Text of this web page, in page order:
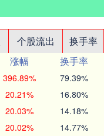
个股流出
换手率
涨幅
换手率
396.89% 79.39%
20.21% 16.80%
20.03% 14.18%
20.02% 14.77%